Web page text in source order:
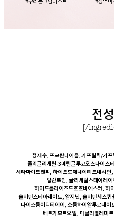
전
[/
정제수, 프로판다이올, 카프릴릭/카
폴리글리세릴-3메틸글루코오스다이스
세라마이드엔피, 하이드로제네이티드레시
알란토인, 글리세릴스테아레
하이드롤라이즈드호호바에스터, 하
솔비탄스테아레이트, 알지닌, 솔비탄세스퀴
다이소듐이디티에이, 소듐하이알루로네이
베르가모트오일, 마닐라엘레미